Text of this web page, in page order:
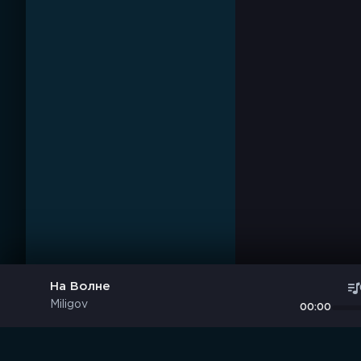
На Волне
Miligov 00:00